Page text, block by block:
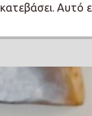
κατεβάσει. Αυτό